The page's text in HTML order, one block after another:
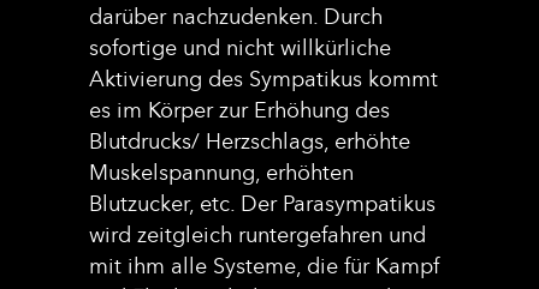
darüber nachzudenken. Durch
sofortige und nicht willkürliche
Aktivierung des Sympatikus kommt
es im Körper zur Erhöhung des
Blutdrucks/ Herzschlags, erhöhte
Muskelspannung, erhöhten
Blutzucker, etc. Der Parasympatikus
wird zeitgleich runtergefahren und
mit ihm alle Systeme, die für Kampf